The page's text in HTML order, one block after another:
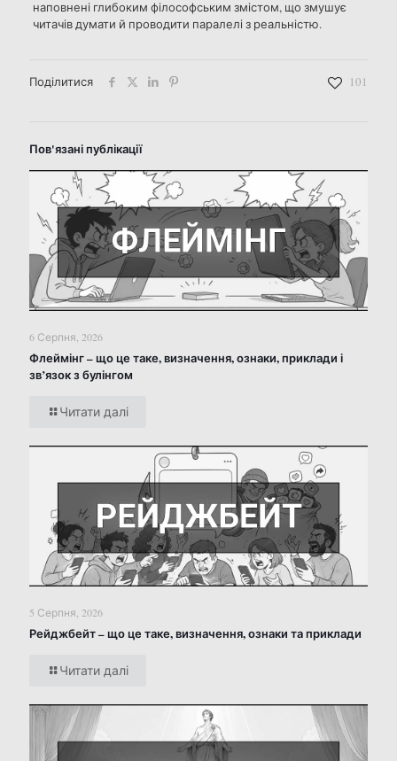
наповнені глибоким філософським змістом, що змушує
читачів думати й проводити паралелі з реальністю.
Поділитися 101
Пов'язані публікації
6 Серпня, 2026
Флеймінг – що це таке, визначення, ознаки, приклади і
зв’язок з булінгом
Читати далі
5 Серпня, 2026
Рейджбейт – що це таке, визначення, ознаки та приклади
Читати далі